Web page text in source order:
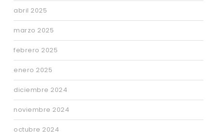
abril 2025
marzo 2025
febrero 2025
enero 2025
diciembre 2024
noviembre 2024
octubre 2024